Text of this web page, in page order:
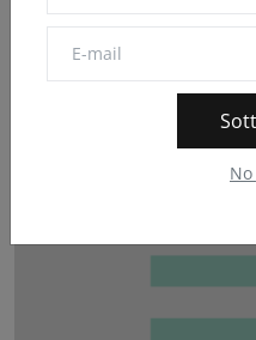
Più informazioni sui
appaiono ...
0
Google effettuerà un test per